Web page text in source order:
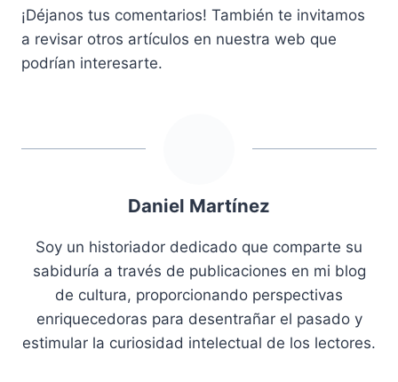
¡Déjanos tus comentarios! También te invitamos
a revisar otros artículos en nuestra web que
podrían interesarte.
Daniel Martínez
Soy un historiador dedicado que comparte su
sabiduría a través de publicaciones en mi blog
de cultura, proporcionando perspectivas
enriquecedoras para desentrañar el pasado y
estimular la curiosidad intelectual de los lectores.